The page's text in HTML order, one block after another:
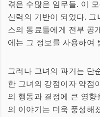
겪은 수많은 임무들. 이
신력의 기반이 되었다.
스의 동료들에게 전부 공
에는 그 정보를 사용하여
그러나 그녀의 과거는 단
한 그녀의 강점이자 약점
의 행동과 결정에 큰 영
의 이야기는 더욱 풍성해